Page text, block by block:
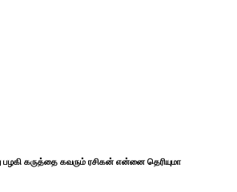
பழகி கருத்தை கவரும் ரசிகன் என்னை தெரியுமா